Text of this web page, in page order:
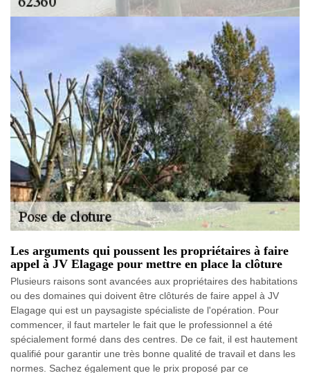
Les arguments qui poussent les propriétaires à faire
appel à JV Elagage pour mettre en place la clôture
Plusieurs raisons sont avancées aux propriétaires des habitations
ou des domaines qui doivent être clôturés de faire appel à JV
Elagage qui est un paysagiste spécialiste de l'opération. Pour
commencer, il faut marteler le fait que le professionnel a été
spécialement formé dans des centres. De ce fait, il est hautement
qualifié pour garantir une très bonne qualité de travail et dans les
normes. Sachez également que le prix proposé par ce